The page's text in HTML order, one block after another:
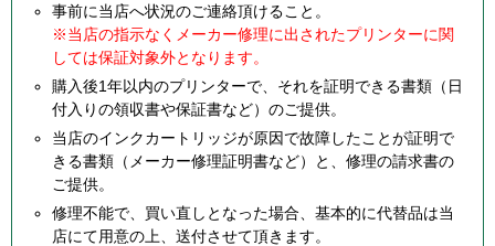
事前に当店へ状況のご連絡頂けること。
※当店の指示なくメーカー修理に出されたプリンターに関
しては保証対象外となります。
購入後1年以内のプリンターで、それを証明できる書類（日
付入りの領収書や保証書など）のご提供。
当店のインクカートリッジが原因で故障したことが証明で
きる書類（メーカー修理証明書など）と、修理の請求書の
ご提供。
修理不能で、買い直しとなった場合、基本的に代替品は当
店にて用意の上、送付させて頂きます。